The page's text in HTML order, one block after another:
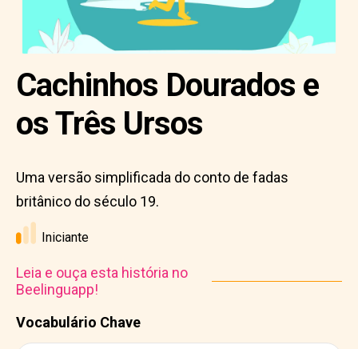
Vocabulário Chave
Cachinhos Dourados e
os Três Ursos
Uma versão simplificada do conto de fadas
britânico do século 19.
Iniciante
Leia e ouça esta história no
Beelinguapp!